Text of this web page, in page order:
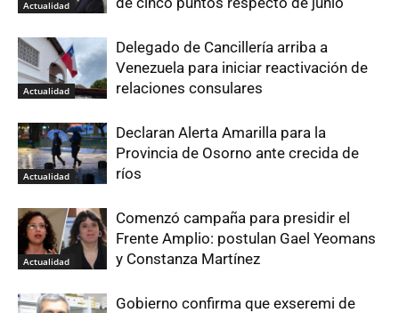
Actualidad
Actualidad
Delegado de Cancillería arriba a
Venezuela para iniciar reactivación de
relaciones consulares
Actualidad
Declaran Alerta Amarilla para la
Provincia de Osorno ante crecida de
ríos
Actualidad
Comenzó campaña para presidir el
Frente Amplio: postulan Gael Yeomans
y Constanza Martínez
Gobierno confirma que exseremi de